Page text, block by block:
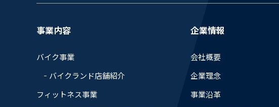
事業内容
バイク事業
バイクランド店舗紹介
フィットネス事業
企業情報
会社概要
企業理念
事業沿革